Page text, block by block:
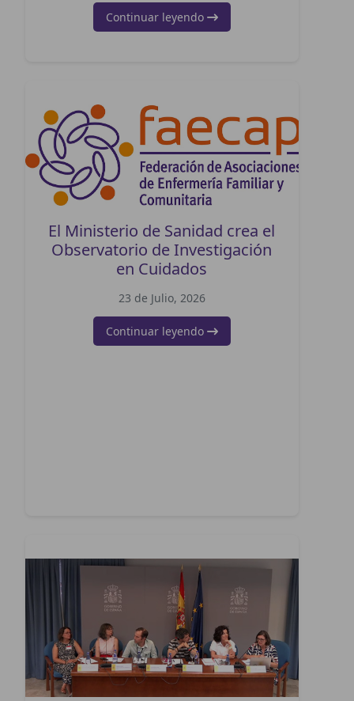
Continuar leyendo
El Ministerio de Sanidad crea el
Observatorio de Investigación
en Cuidados
23 de Julio, 2026
Continuar leyendo